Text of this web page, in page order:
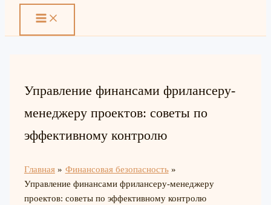
MAIN
Управление финансами фрилансеру-
менеджеру проектов: советы по
эффективному контролю
Главная
Финансовая безопасность
Управление финансами фрилансеру-менеджеру
проектов: советы по эффективному контролю